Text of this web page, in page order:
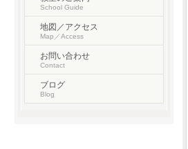
School Guide
地図／アクセス
Map／Access
お問い合わせ
Contact
ブログ
Blog